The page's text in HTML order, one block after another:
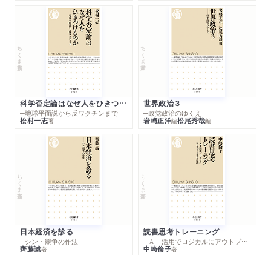
ちくま新書
科学否定論はなぜ人をひきつけるのか
─地球平面説から反ワクチンまで
松村一志著
ちくま新書
世界政治３
─政党政治のゆくえ
岩崎正洋編松尾秀哉編
ちくま新書
日本経済を診る
─シン・競争の作法
齊藤誠著
ちくま新書
読書思考トレーニング
─ＡＩ活用でロジカルにアウトプットする技法
中崎倫子著